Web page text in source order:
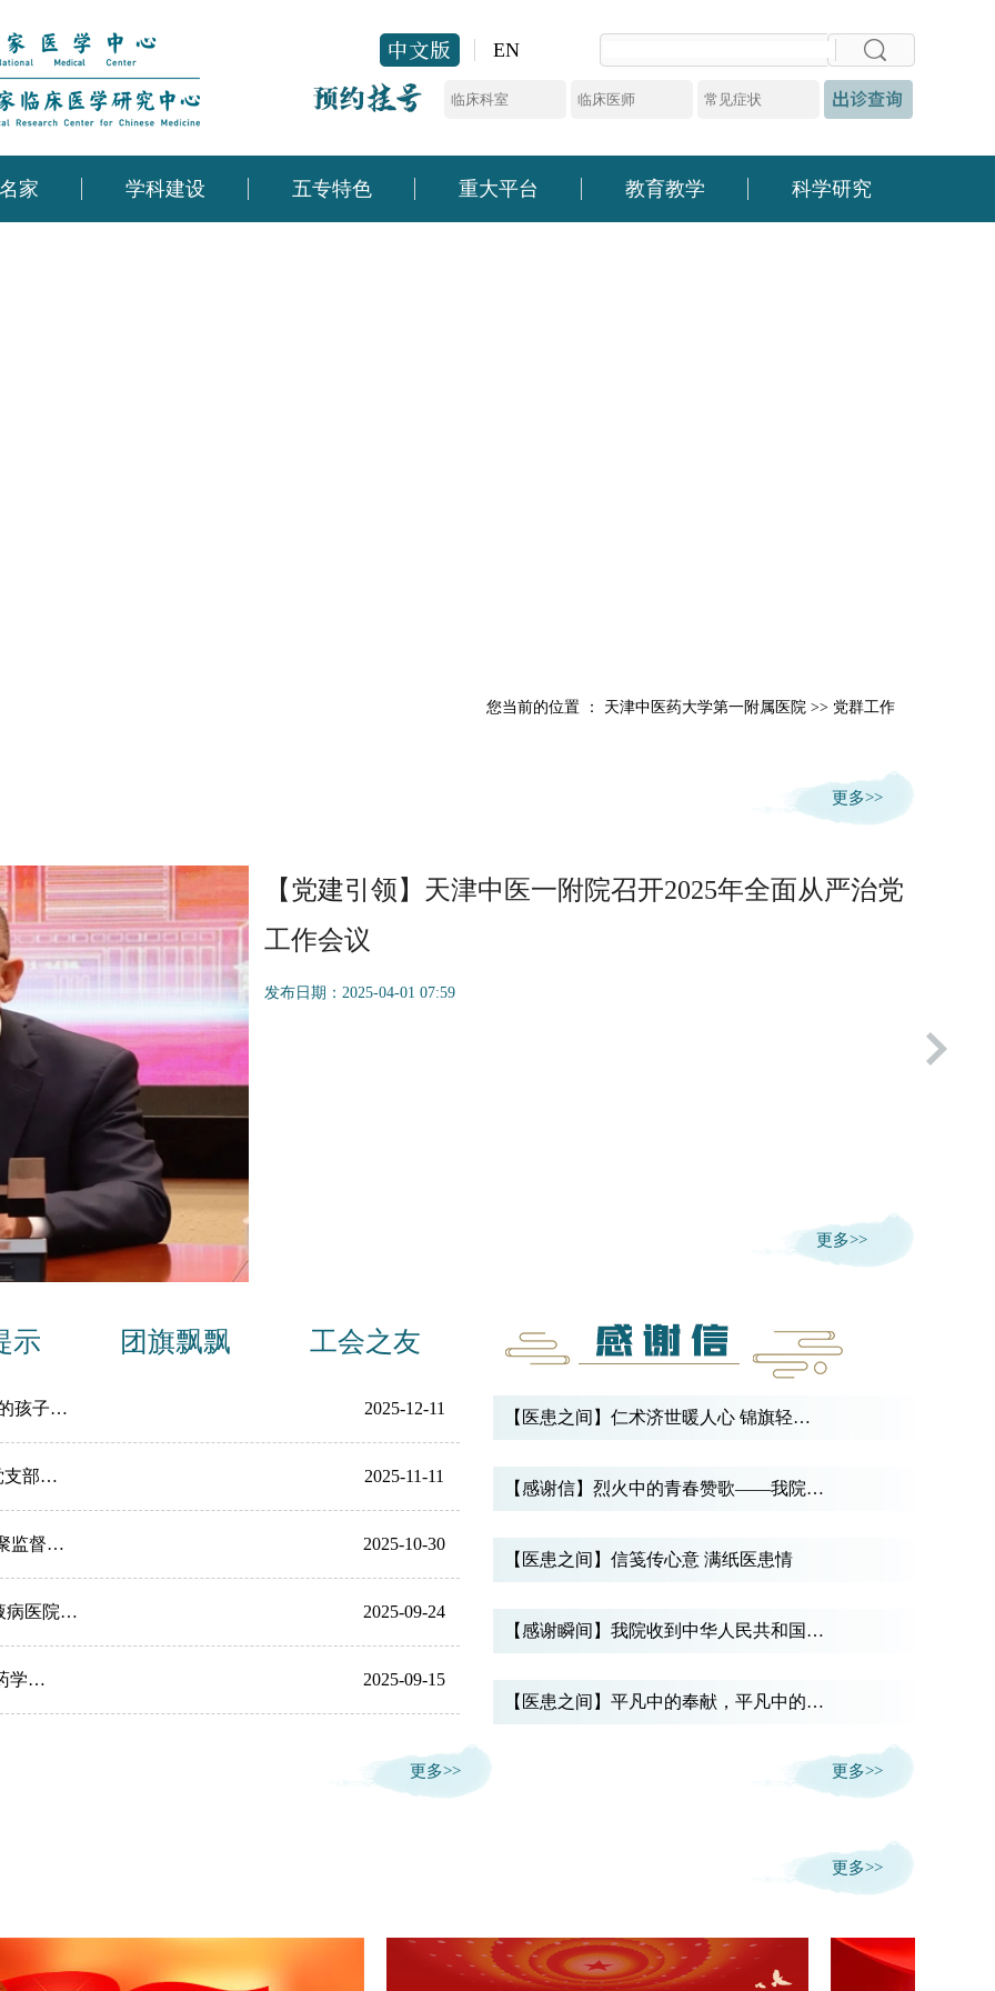
EN
家 学科建设 五专特色 重大平台 教育教学 科学研究
您当前的位置 ： 天津中医药大学第一附属医院 >> 党群工作
更多>>
【党建引领】天津中医一附院召开2025年全面从严治党
工作会议
发布日期：2025-04-01 07:59
更多>>
示 团旗飘飘 工会之友
孩子… 2025-12-11
支部… 2025-11-11
监督… 2025-10-30
病医院… 2025-09-24
学… 2025-09-15
更多>>
【医患之间】仁术济世暖人心 锦旗轻…
【感谢信】烈火中的青春赞歌——我院…
【医患之间】信笺传心意 满纸医患情
【感谢瞬间】我院收到中华人民共和国…
【医患之间】平凡中的奉献，平凡中的…
更多>>
更多>>